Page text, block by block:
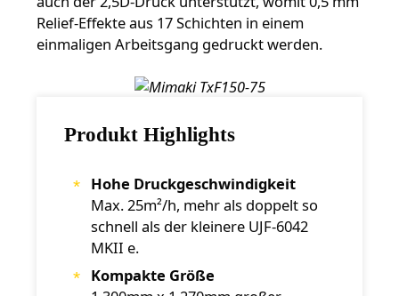
Relief-Effekte aus 17 Schichten in einem
einmaligen Arbeitsgang gedruckt werden.
Produkt Highlights
Hohe Druckgeschwindigkeit
Max. 25m²/h, mehr als doppelt so
schnell als der kleinere UJF-6042
MKII e.
Kompakte Größe